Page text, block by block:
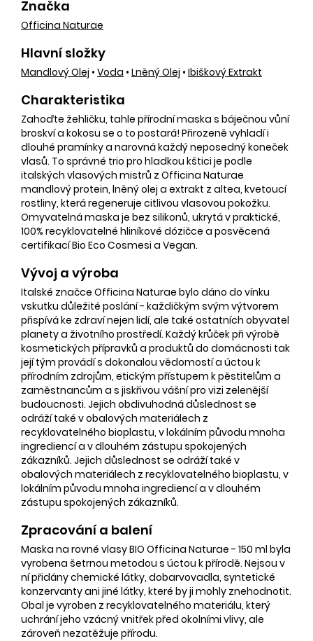
Značka
Officina Naturae
Hlavní složky
Mandlový Olej • Voda • Lněný Olej • Ibiškový Extrakt
Charakteristika
Zahoďte žehličku, tahle přírodní maska s báječnou vůní
broskví a kokosu se o to postará! Přirozeně vyhladí i
dlouhé pramínky a narovná každý neposedný koneček
vlasů. To správné trio pro hladkou kštici je podle
italských vlasových mistrů z Officina Naturae
mandlový protein, lněný olej a extrakt z altea, kvetoucí
rostliny, která regeneruje citlivou vlasovou pokožku.
Omyvatelná maska je bez silikonů, ukrytá v praktické,
100% recyklovatelné hliníkové dózičce a posvěcená
certifikací Bio Eco Cosmesi a Vegan.
Vývoj a výroba
Italské značce Officina Naturae bylo dáno do vínku
vskutku důležité poslání - každičkým svým výtvorem
přispívá ke zdraví nejen lidí, ale také ostatních obyvatel
planety a životního prostředí. Každý krůček při výrobě
kosmetických přípravků a produktů do domácnosti tak
její tým provádí s dokonalou vědomostí a úctou k
přírodním zdrojům, etickým přístupem k pěstitelům a
zaměstnancům a s jiskřivou vášní pro vizi zelenější
budoucnosti. Jejich obdivuhodná důslednost se
odráží také v obalových materiálech z
recyklovatelného bioplastu, v lokálním původu mnoha
ingrediencí a v dlouhém zástupu spokojených
zákazníků. Jejich důslednost se odráží také v
obalových materiálech z recyklovatelného bioplastu, v
lokálním původu mnoha ingrediencí a v dlouhém
zástupu spokojených zákazníků.
Zpracování a balení
Maska na rovné vlasy BIO Officina Naturae - 150 ml byla
vyrobena šetrnou metodou s úctou k přírodě. Nejsou v
ní přidány chemické látky, dobarvovadla, syntetické
konzervanty ani jiné látky, které by ji mohly znehodnotit.
Obal je vyroben z recyklovatelného materiálu, který
uchrání jeho vzácný vnitřek před okolními vlivy, ale
zároveň nezatěžuje přírodu.